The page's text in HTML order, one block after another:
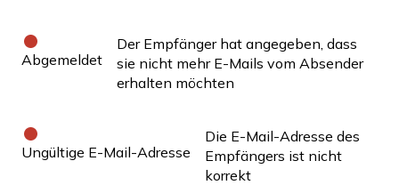
Abgemeldet
Der Empfänger hat angegeben, dass
sie nicht mehr E-Mails vom Absender
erhalten möchten
Ungültige E-Mail-Adresse
Die E-Mail-Adresse des
Empfängers ist nicht
korrekt